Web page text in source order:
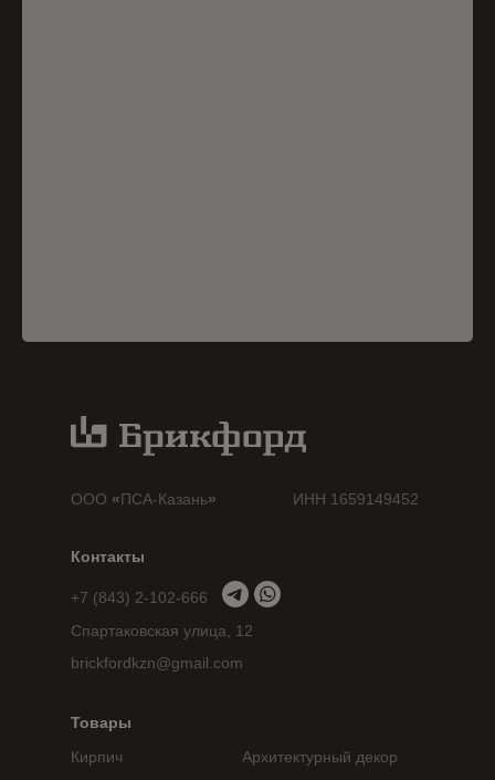
ИНН 1659149452
Кирпич Архитектурный декор
Товары
Контакты
+7 (843) 2-102-666
ООО «ПСА-Казань»
brickfordkzn@gmail.com
Спартаковская улица, 12